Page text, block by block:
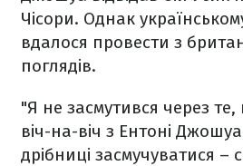
Чісори. Однак
вдалося провести з
поглядів.
"Я не засмутився через те,
віч-на-віч з Ентоні
дрібниці засмучуватися –